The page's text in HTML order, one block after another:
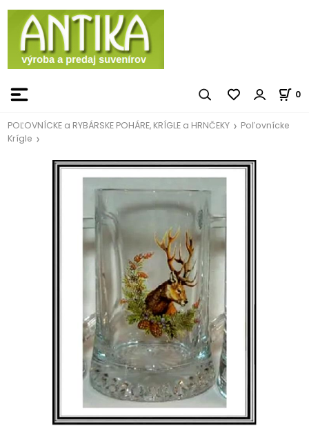
0
POĽOVNÍCKE a RYBÁRSKE POHÁRE, KRÍGLE a HRNČEKY
Poľovnícke
Krígle